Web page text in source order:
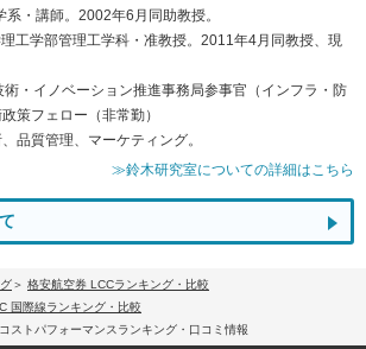
・講師。2002年6月同助教授。
工学部管理工学科・准教授。2011年4月同教授、現
・イノベーション推進事務局参事官（インフラ・防
策フェロー（非常勤）
品質管理、マーケティング。
≫鈴木研究室についての詳細はこちら
格安航空券 LCCランキング・比較
国際線ランキング・比較
ストパフォーマンスランキング・口コミ情報